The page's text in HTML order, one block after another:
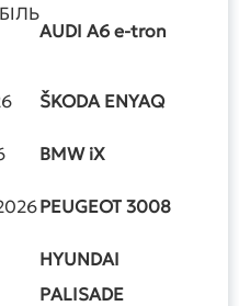
AUDI A6 e-tron
ŠKODA ENYAQ
BMW iX
PEUGEOT 3008
HYUNDAI
PALISADE